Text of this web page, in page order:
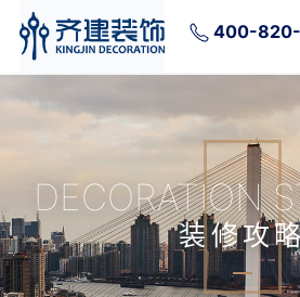
400-
DECORATION
装修攻